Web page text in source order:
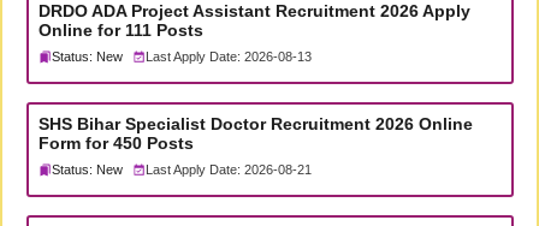
DRDO ADA Project Assistant Recruitment 2026 Apply
Online for 111 Posts
Status: New Last Apply Date: 2026-08-13
SHS Bihar Specialist Doctor Recruitment 2026 Online
Form for 450 Posts
Status: New Last Apply Date: 2026-08-21